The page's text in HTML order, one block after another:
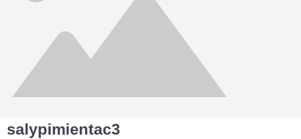
salypimientac3